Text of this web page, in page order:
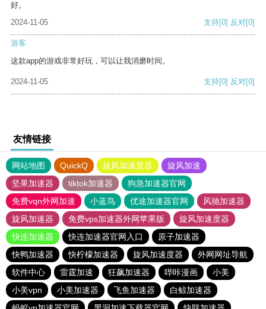
好。
2024-11-05
支持[0] 反对[0]
游客
这款app的游戏非常好玩，可以让我消磨时间。
2024-11-05 支持[0] 反对[0]
友情链接
网站地图 QuickQ 旋风加速度器
旋风加速
坚果加速器
tiktok加速器
狗急加速器官网
免费vqn外网加速
小蓝鸟 优途加速器官网
风驰加速器
旋风加速器
免费vps加速器外网苹果版
旋风加速度器
快连加速器
快连加速器官网入口
原子加速器
快鸭加速器
快柠檬加速器 旋风加速度器
外网网址导航
软件中心
雷霆加速 狂飙加速器 哔咔漫画
小美
小美vpn
小美加速器 飞鱼加速器
白鲸加速器